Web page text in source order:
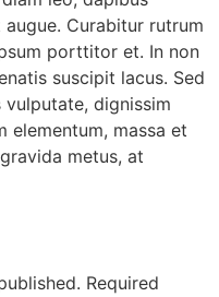
Curabitur rutrum
porttitor et. In non
suscipit lacus. Sed
vulputate, dignissim
elementum, massa et
metus, at
Required